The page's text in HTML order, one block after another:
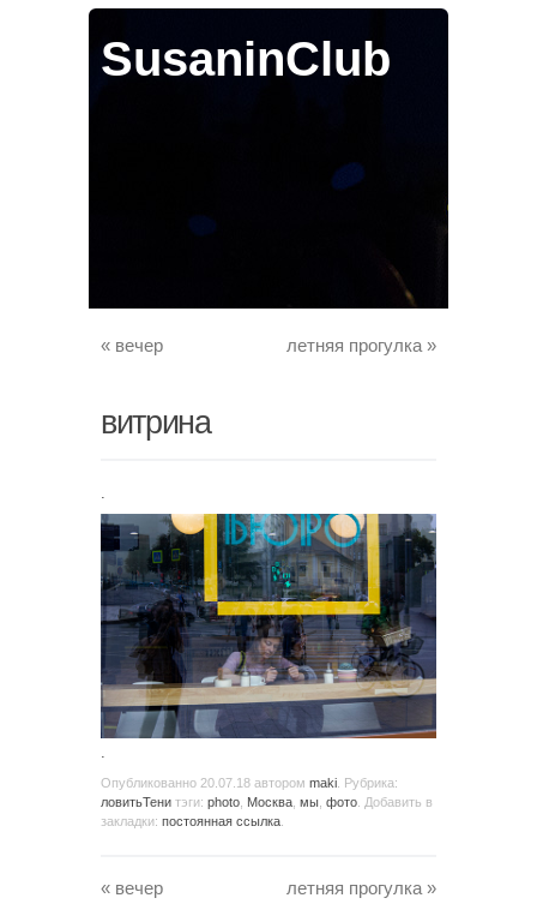
SusaninClub
« вечер летняя прогулка »
витрина
Опубликованно 20.07.18 автором maki . Рубрика:
ловитьТени тэги: photo Москва мы фото . Добавить в
закладки: постоянная ссылка
« вечер летняя прогулка »